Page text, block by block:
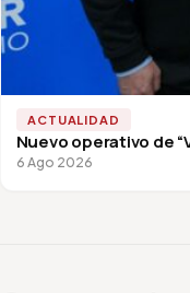
ACTUALIDAD
Nuevo operativo de
6 Ago 2026